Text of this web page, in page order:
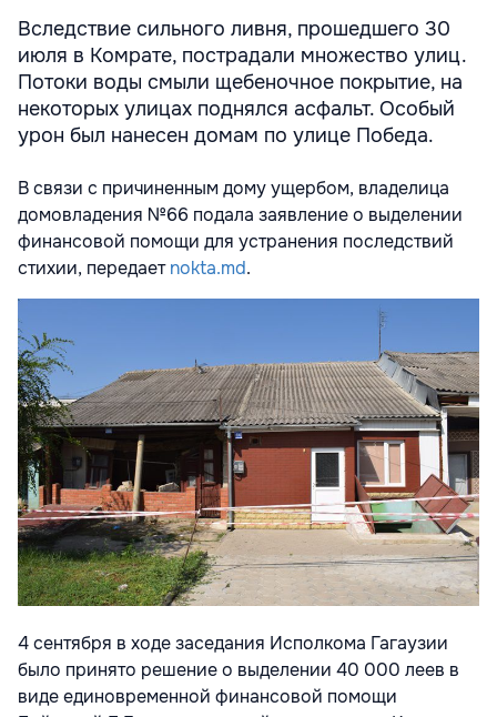
Вследствие сильного ливня, прошедшего 30
июля в Комрате, пострадали множество улиц.
Потоки воды смыли щебеночное покрытие, на
некоторых улицах поднялся асфальт. Особый
урон был нанесен домам по улице Победа.
В связи с причиненным дому ущербом, владелица
домовладения №66 подала заявление о выделении
финансовой помощи для устранения последствий
стихии, передаетnokta.md.
4 сентября в ходе заседания Исполкома Гагаузии
было принято решение о выделении 40 000 леев в
виде единовременной финансовой помощи